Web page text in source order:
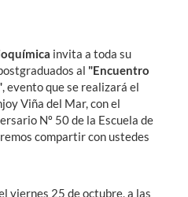
invita a toda su
al "Encuentro
, evento que se realizará el
Viña del Mar, con el
Nº 50 de la Escuela de
compartir con ustedes
viernes 25 de octubre, a las